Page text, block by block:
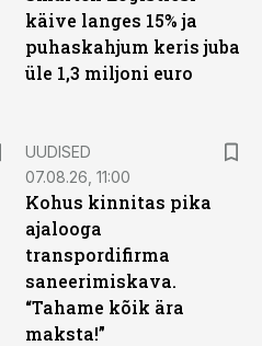
käive langes 15% ja
puhaskahjum keris juba
üle 1,3 miljoni euro
UUDISED
07.08.26, 11:00
Kohus kinnitas pika
ajalooga
transpordifirma
saneerimiskava.
“Tahame kõik ära
maksta!”